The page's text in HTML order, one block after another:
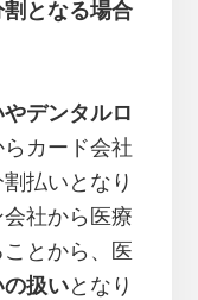
となる場合
デンタルロ
カード会社
払いとなり
社から医療
とから、医
扱いとなり